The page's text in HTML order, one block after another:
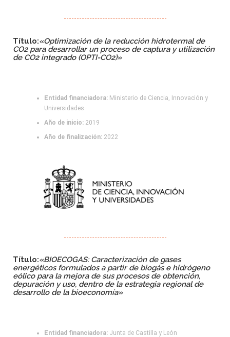
Título:«Optimización de la reducción hidrotermal de
CO2 para desarrollar un proceso de captura y utilización
de CO2 integrado (OPTI-CO2)»
Entidad financiadora: Ministerio de Ciencia, Innovación y
Universidades
Año de inicio: 2019
Año de finalización: 2022
Título:«BIOECOGAS: Caracterización de gases
energéticos formulados a partir de biogás e hidrógeno
eólico para la mejora de sus procesos de obtención,
depuración y uso, dentro de la estrategia regional de
desarrollo de la bioeconomía»
Entidad financiadora: Junta de Castilla y León